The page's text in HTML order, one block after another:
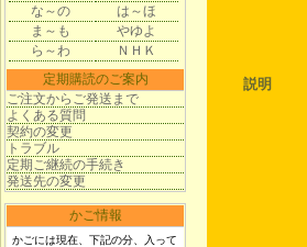
な～の
は～ほ
ま～も
やゆよ
ら～わ
ＮＨＫ
定期購読のご案内
ご注文からご発送まで
よくある質問
契約の変更
トラブル
定期ご継続の手続き
発送先の変更
かご情報
かごには現在、下記の分、入って
説明